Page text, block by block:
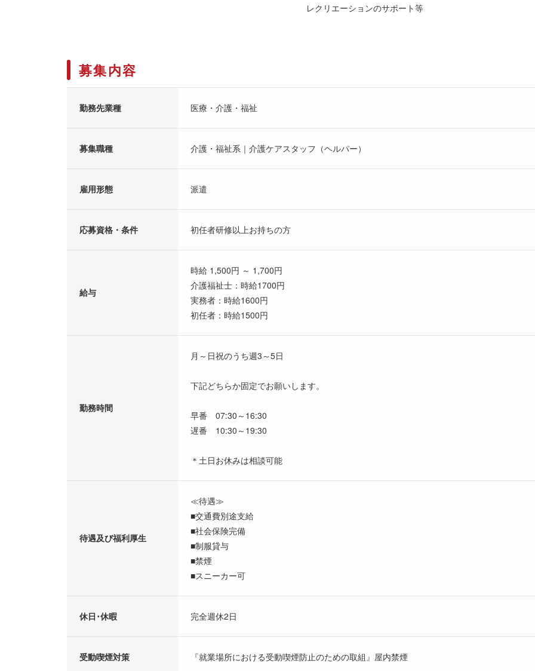
レクリエーションのサポート等
募集内容
勤務先業種 医療・介護・福祉
募集職種 介護・福祉系｜介護ケアスタッフ（ヘルパー）
雇用形態 派遣
応募資格・条件 初任者研修以上お持ちの方
給与
時給 1,500円 ～ 1,700円
介護福祉士：時給1700円
実務者：時給1600円
初任者：時給1500円
勤務時間
月～日祝のうち週3～5日
下記どちらか固定でお願いします。
早番 07:30～16:30
遅番 10:30～19:30
＊土日お休みは相談可能
待遇及び福利厚生
≪待遇≫
■交通費別途支給
■社会保険完備
■制服貸与
■禁煙
■スニーカー可
休日･休暇 完全週休2日
受動喫煙対策 『就業場所における受動喫煙防止のための取組』屋内禁煙